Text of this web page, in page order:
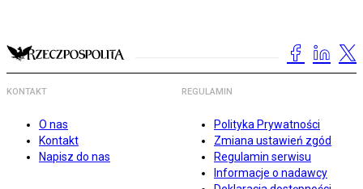
KONTAKT
O nas
Kontakt
Napisz do nas
REGULAMIN
Polityka Prywatności
Zmiana ustawień zgód
Regulamin serwisu
Informacje o nadawcy